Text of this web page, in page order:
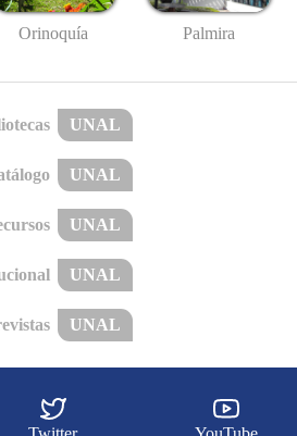
Orinoquía Palmira
UNAL
UNAL
UNAL
UNAL
UNAL